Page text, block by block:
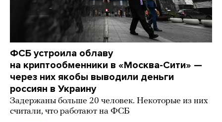
ФСБ устроила облаву
на криптообменники в «Москва-Сити» —
через них якобы выводили деньги
россиян в Украину
Задержаны больше 20 человек. Некоторые из них
считали, что работают на ФСБ